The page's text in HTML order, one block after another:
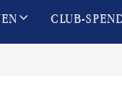
CLUB-